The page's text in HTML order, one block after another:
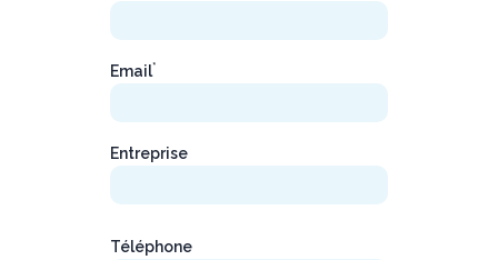
Email*
Entreprise
Téléphone